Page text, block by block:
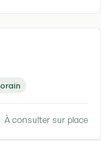
À consulter sur place